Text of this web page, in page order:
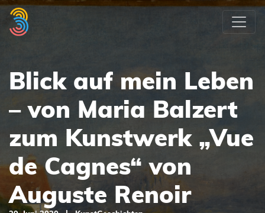
Weiter
zum
Inhalt
Blick auf mein Leben
– von Maria Balzert
zum Kunstwerk „Vue
de Cagnes“ von
Auguste Renoir